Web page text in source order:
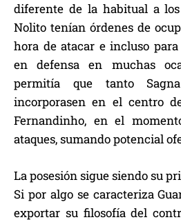
diferente de la habitual a
Nolito tenían órdenes de
hora de atacar e incluso
en defensa en muchas
permitía que tanto
incorporasen en el centro
Fernandinho, en el
ataques, sumando potencial
La posesión sigue siendo su
Si por algo se caracteriza
exportar su filosofía del